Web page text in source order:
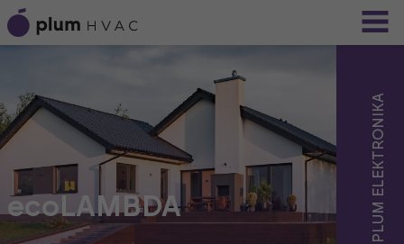
ecoLAMBDA PLUM ELEKTRONIKA